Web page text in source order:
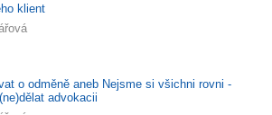
klient
o odměně aneb Nejsme si všichni rovni -
advokacii